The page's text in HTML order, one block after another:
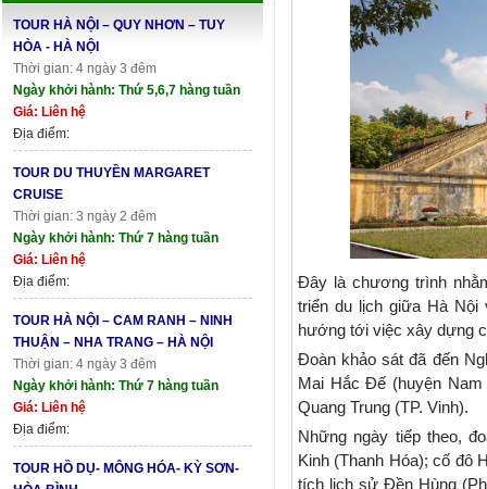
TOUR HÀ NỘI – QUY NHƠN – TUY
HÒA - HÀ NỘI
Thời gian: 4 ngày 3 đêm
Ngày khởi hành: Thứ 5,6,7 hàng tuần
Giá: Liên hệ
Địa điểm:
TOUR DU THUYỀN MARGARET
CRUISE
Thời gian: 3 ngày 2 đêm
Ngày khởi hành: Thứ 7 hàng tuần
Giá: Liên hệ
Địa điểm:
TOUR HÀ NỘI – CAM RANH – NINH
THUẬN – NHA TRANG – HÀ NỘI
Thời gian: 4 ngày 3 đêm
Ngày khởi hành: Thứ 7 hàng tuần
Giá: Liên hệ
Địa điểm:
TOUR HỒ DỤ- MÔNG HÓA- KỲ SƠN-
Đây là chương trình
triển du lịch giữa Hà
hướng tới việc xây dựng
Đoàn khảo sát đã đến
Mai Hắc Đế (huyện
Quang Trung (TP. Vinh).
Những ngày tiếp theo,
Kinh (Thanh Hóa); cố đô
tích lịch sử Đền Hùng